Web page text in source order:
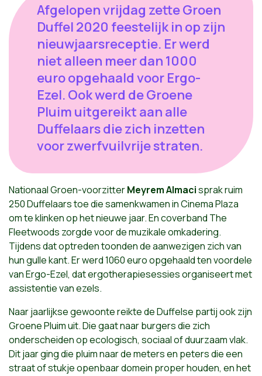
Afgelopen vrijdag zette Groen
Duffel 2020 feestelijk in op zijn
nieuwjaarsreceptie. Er werd
niet alleen meer dan 1000
euro opgehaald voor Ergo-
Ezel. Ook werd de Groene
Pluim uitgereikt aan alle
Duffelaars die zich inzetten
voor zwerfvuilvrije straten.
Nationaal Groen-voorzitterMeyrem Almacisprak ruim
250 Duffelaars toe die samenkwamen in Cinema Plaza
om te klinken op het nieuwe jaar. En coverband The
Fleetwoods zorgde voor de muzikale omkadering.
Tijdens dat optreden toonden de aanwezigen zich van
hun gulle kant. Er werd 1060 euro opgehaald ten voordele
van Ergo-Ezel, dat ergotherapiesessies organiseert met
assistentie van ezels.
Naar jaarlijkse gewoonte reikte de Duffelse partij ook zijn
Groene Pluim uit. Die gaat naar burgers die zich
onderscheiden op ecologisch, sociaal of duurzaam vlak.
Dit jaar ging die pluim naar de meters en peters die een
straat of stukje openbaar domein proper houden, en het